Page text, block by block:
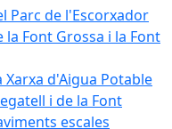
Parc de l'Escorxador
Font Grossa i la Font
Xarxa d'Aigua Potable
i de la Font
escales